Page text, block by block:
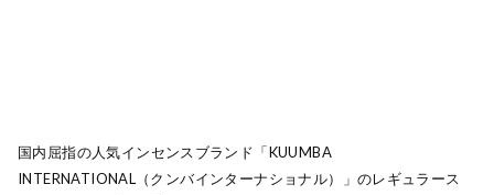
国内屈指の人気インセンスブランド「KUUMBA
INTERNATIONAL（クンバインターナショナル）」のレギュラース